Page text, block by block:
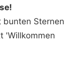
bunten Sternen
'Willkommen